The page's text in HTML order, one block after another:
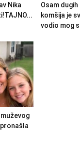
Nika
Osam
komšija je
vodio mog